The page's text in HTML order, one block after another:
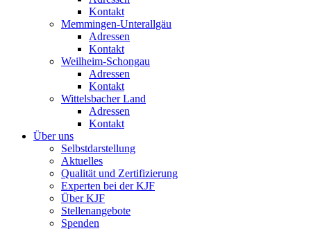
Kontakt
Memmingen-Unterallgäu
Adressen
Kontakt
Weilheim-Schongau
Adressen
Kontakt
Wittelsbacher Land
Adressen
Kontakt
Über uns
Selbstdarstellung
Aktuelles
Qualität und Zertifizierung
Experten bei der KJF
Über KJF
Stellenangebote
Spenden